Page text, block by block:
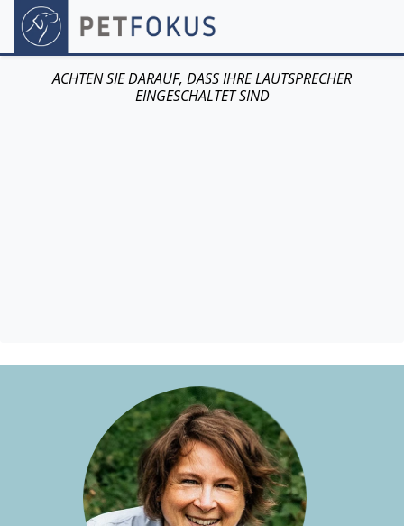
ACHTEN SIE DARAUF, DASS IHRE LAUTSPRECHER
EINGESCHALTET SIND